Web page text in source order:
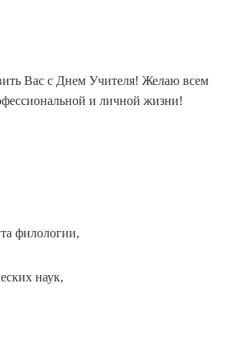
Вас с Днем Учителя! Желаю всем
и личной жизни!
филологии,
наук,